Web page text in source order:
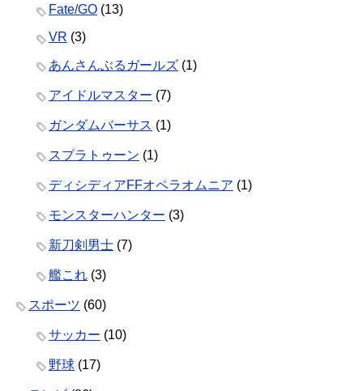
Fate/GO (13)
VR (3)
あんさんぶるガールズ (1)
アイドルマスター (7)
ガンダムバーサス (1)
スプラトゥーン (1)
ディシディアFFオペラオムニア (1)
モンスターハンター (3)
新刀剣男士 (7)
艦これ (3)
スポーツ (60)
サッカー (10)
野球 (17)